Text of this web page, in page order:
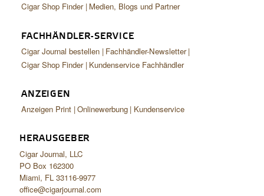
Cigar Shop Finder Medien, Blogs und Partner
FACHHÄNDLER-SERVICE
Cigar Journal bestellen Fachhändler-Newsletter
Cigar Shop Finder Kundenservice Fachhändler
ANZEIGEN
Anzeigen Print Onlinewerbung Kundenservice
HERAUSGEBER
Cigar Journal, LLC
PO Box 162300
Miami, FL 33116-9977
office@cigarjournal.com